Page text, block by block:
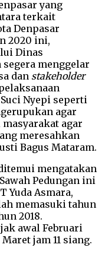
yang
terkait
Denpasar
2020 ini,
Dinas
segera menggelar
dan stakeholder
Nyepi seperti
agar
agar
meresahkan
Bagus Mataram.
mengatakan
Pedungan ini
Yuda Asmara,
memasuki tahun
2018.
awal Februari
jam 11 siang.